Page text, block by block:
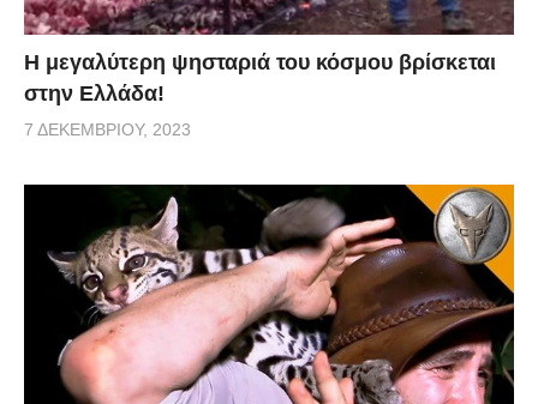
Η μεγαλύτερη ψησταριά του κόσμου βρίσκεται
στην Ελλάδα!
7 ΔΕΚΕΜΒΡΊΟΥ, 2023